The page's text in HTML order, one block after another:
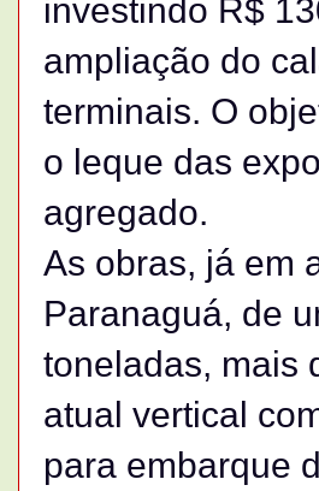
investindo R$
ampliação do
terminais. O
o leque das
agregado.
As obras, já em
Paranaguá, de
toneladas, mais
atual vertical
para embarque